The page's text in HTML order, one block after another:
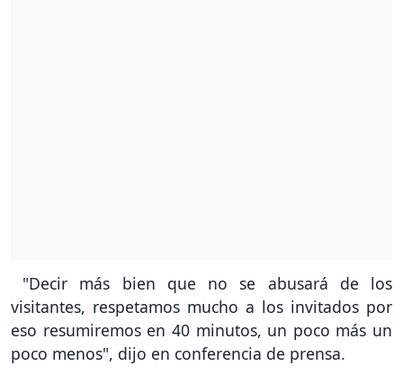
"Decir más bien que no se abusará de los
visitantes, respetamos mucho a los invitados por
eso resumiremos en 40 minutos, un poco más un
poco menos", dijo en conferencia de prensa.